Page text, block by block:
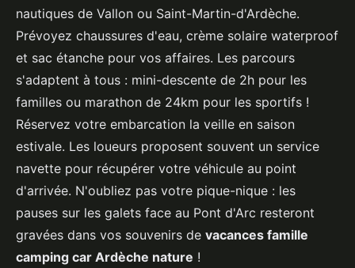
nautiques de Vallon ou Saint-Martin-d'Ardèche.
Prévoyez chaussures d'eau, crème solaire waterproof
et sac étanche pour vos affaires. Les parcours
s'adaptent à tous : mini-descente de 2h pour les
familles ou marathon de 24km pour les sportifs !
Réservez votre embarcation la veille en saison
estivale. Les loueurs proposent souvent un service
navette pour récupérer votre véhicule au point
d'arrivée. N'oubliez pas votre pique-nique : les
pauses sur les galets face au Pont d'Arc resteront
gravées dans vos souvenirs de vacances famille
camping car Ardèche nature !